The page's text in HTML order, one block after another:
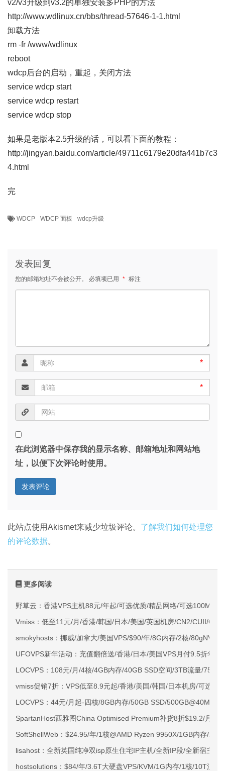
v2/v3升级到v3.2的单独安装多PHP的方法
http://www.wdlinux.cn/bbs/thread-57646-1-1.html
卸载方法
rm -fr /www/wdlinux
reboot
wdcp后台的启动，重起，关闭方法
service wdcp start
service wdcp restart
service wdcp stop
如果是老版本2.5升级的话，可以看下面的教程：
http://jingyan.baidu.com/article/49711c6179e20dfa441b7c3
4.html
完
WDCP WDCP 面板 wdcp升级
发表回复
您的邮箱地址不会被公开。 必填项已用 * 标注
*
*
在此浏览器中保存我的显示名称、邮箱地址和网站地
址，以便下次评论时使用。
此站点使用Akismet来减少垃圾评论。 了解我们如何处理您
的评论数据。
更多阅读
野草云：香港VPS主机88元/年起/可选优质/精品网络/可选100M不
Vmiss：低至11元/月/香港/韩国/日本/美国/英国机房/CN2/CUII/
smokyhosts：挪威/加拿大/美国VPS/$90/年/8G内存/2核/
UFOVPS新年活动：充值翻倍送/香港/日本/美国VPS月付9.5折年
LOCVPS：108元/月/4核/4GB内存/40GB SSD空间/3TB流量/
vmiss促销7折：VPS低至8.9元起/香港/美国/韩国/日本机房/可选
LOCVPS：44元/月起-四核/8GB内存/50GB SSD/
SpartanHost西雅图China Optimised Premium补货8折$19.2/月起
SoftShellWeb：$24.95/年/1核@AMD Ryzen 9950X/1GB内存/
lisahost：全新英国纯净双isp原生住宅IP主机/全新IP段/全新宿主机
hostsolutions：$84/年/3.6T大硬盘VPS/KVM/1G内存/1核/10T流量